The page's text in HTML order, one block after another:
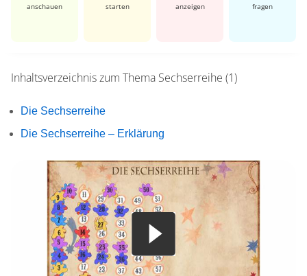
anschauen starten anzeigen fragen
Inhaltsverzeichnis zum Thema Sechserreihe (1)
Die Sechserreihe
Die Sechserreihe – Erklärung